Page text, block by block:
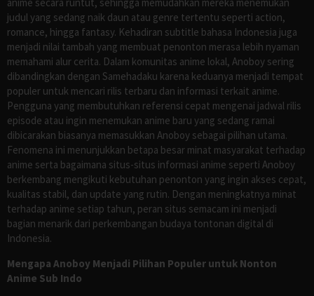
judul yang sedang naik daun atau genre tertentu seperti action,
romance, hingga fantasy. Kehadiran subtitle bahasa Indonesia juga
menjadi nilai tambah yang membuat penonton merasa lebih nyaman
memahami alur cerita. Dalam komunitas anime lokal, Anoboy sering
dibandingkan dengan Samehadaku karena keduanya menjadi tempat
populer untuk mencari rilis terbaru dan informasi terkait anime.
Pengguna yang membutuhkan referensi cepat mengenai jadwal rilis
episode atau ingin menemukan anime baru yang sedang ramai
dibicarakan biasanya memasukkan Anoboy sebagai pilihan utama.
Fenomena ini menunjukkan betapa besar minat masyarakat terhadap
anime serta bagaimana situs-situs informasi anime seperti Anoboy
berkembang mengikuti kebutuhan penonton yang ingin akses cepat,
kualitas stabil, dan update yang rutin. Dengan meningkatnya minat
terhadap anime setiap tahun, peran situs semacam ini menjadi
bagian menarik dari perkembangan budaya tontonan digital di
Indonesia.
Mengapa Anoboy Menjadi Pilihan Populer untuk Nonton
Anime Sub Indo